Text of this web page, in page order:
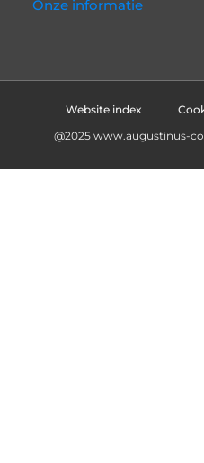
Onze informatie
Website index
@2025 www.augustinus-